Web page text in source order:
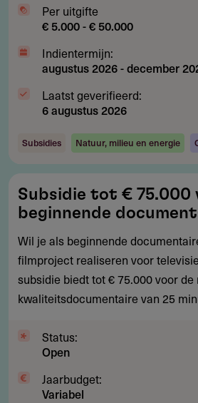
Per uitgifte
€ 5.000 - € 50.000
Indientermijn:
augustus 2026-december
Laatst geverifieerd:
6 augustus 2026
Subsidies Natuur, milieu en energie
tot
€
75.000
voor
beginnende
documentairemakers
Subsidie tot € 75.000
beginnende
Wil je als beginnende
filmproject realiseren voor
subsidie biedt tot € 75.000 voor
kwaliteitsdocumentaire van 25
Status:
Open
Jaarbudget:
Variabel